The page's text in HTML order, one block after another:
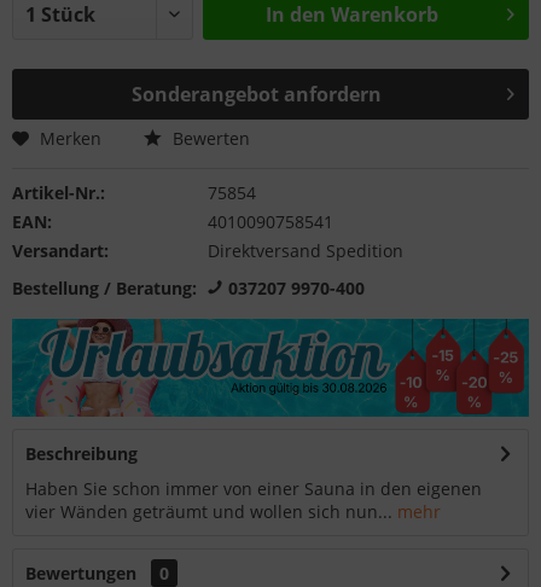
In den Warenkorb
Sonderangebot anfordern
Merken Bewerten
Artikel-Nr.:
75854
EAN:
4010090758541
Versandart:
Direktversand Spedition
Bestellung / Beratung:
037207 9970-400
Beschreibung
Haben Sie schon immer von einer Sauna in den eigenen
vier Wänden geträumt und wollen sich nun... mehr
Bewertungen
0